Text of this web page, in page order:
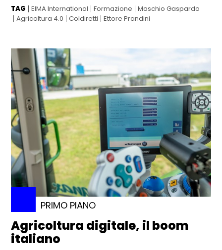
TAG EIMA International Formazione
Maschio Gaspardo
Agricoltura 4.0
Coldiretti Ettore Prandini
PRIMO PIANO
Agricoltura digitale, il boom
italiano